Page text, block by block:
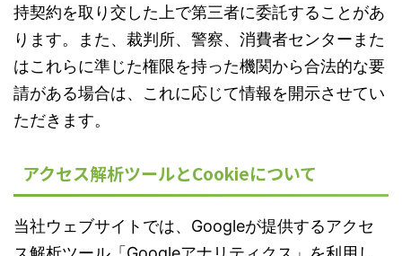
持契約を取り交した上で第三者に委託することがあ
ります。また、裁判所、警察、消費者センターまた
はこれらに準じた権限を持った機関から合法的な要
請がある場合は、これに応じて情報を開示させてい
ただきます。
アクセス解析ツールとCookieについて
当社ウェブサイトでは、Googleが提供するアクセ